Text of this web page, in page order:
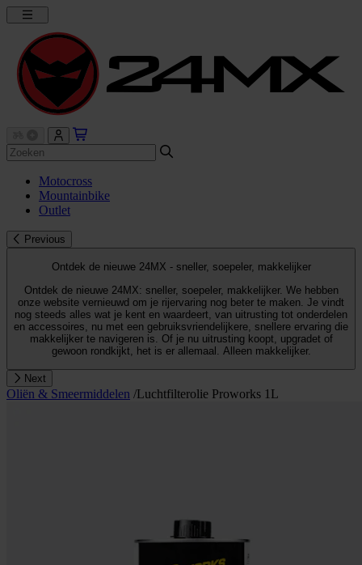
Motocross
Mountainbike
Outlet
Previous
Ontdek de nieuwe 24MX - sneller, soepeler, makkelijker
Ontdek de nieuwe 24MX: sneller, soepeler, makkelijker. We hebben
onze website vernieuwd om je rijervaring nog beter te maken. Je vindt
nog steeds alles wat je kent en waardeert, van uitrusting tot onderdelen
en accessoires, nu met een gebruiksvriendelijkere, snellere ervaring die
makkelijker te navigeren is. Of je nu uitrusting koopt, upgradet of
gewoon rondkijkt, het is er allemaal. Alleen makkelijker.
Next
Oliën & Smeermiddelen /Luchtfilterolie Proworks 1L